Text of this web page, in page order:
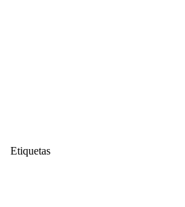
Etiquetas